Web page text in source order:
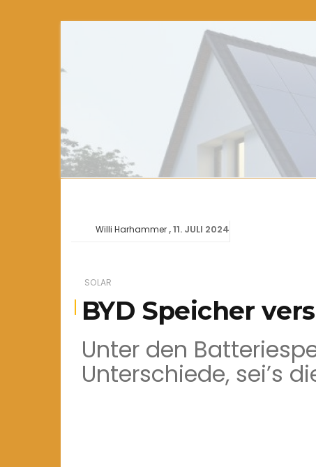
SOLAR
BYD Speicher
Willi Harhammer 11. JULI 2024
Unter den
Unterschiede, sei’s